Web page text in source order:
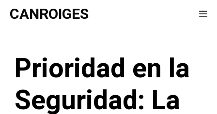
Saltar
CANROIGES
Prioridad en la
Seguridad: La